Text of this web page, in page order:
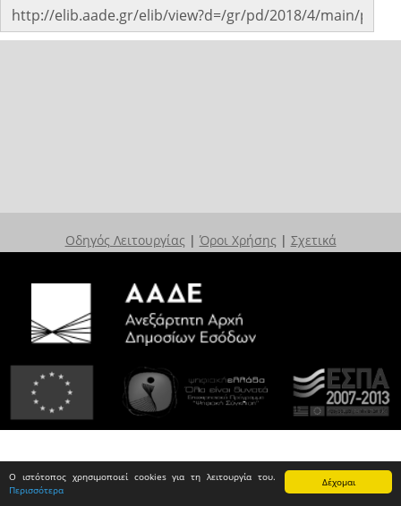
Δέχομαι
Ο ιστότοπος χρησιμοποιεί cookies για τη λειτουργία του.
Περισσότερα
Οδηγός Λειτουργίας | Όροι Χρήσης | Σχετικά